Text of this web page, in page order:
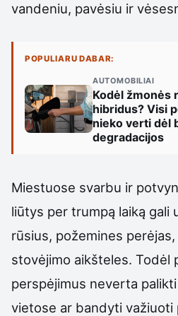
vandeniu, pavėsiu ir
POPULIARU DABAR:
AUTOMOBILIAI
Kodėl žmonės
hibridus? Visi
nieko verti dėl
degradacijos
Miestuose svarbu ir
liūtys per trumpą laiką gali
rūsius, požemines
stovėjimo aikšteles. Todėl
perspėjimus neverta
vietose ar bandyti važiuoti